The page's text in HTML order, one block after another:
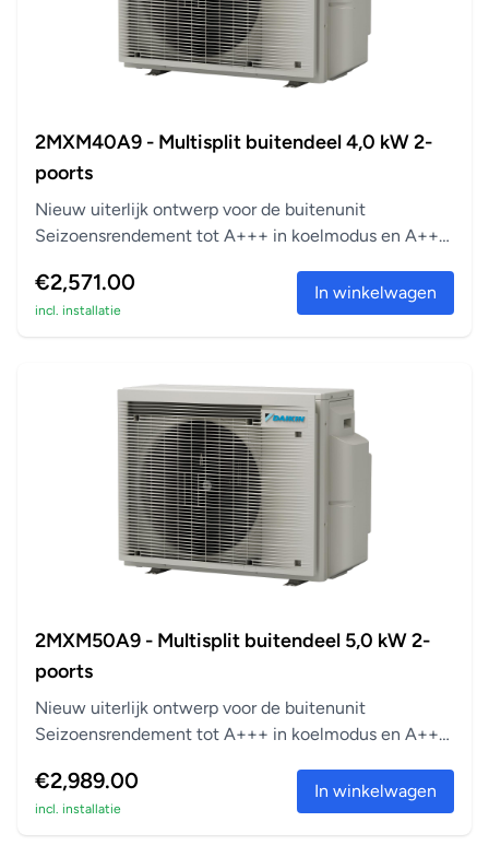
2MXM40A9 - Multisplit buitendeel 4,0 kW 2-
poorts
Nieuw uiterlijk ontwerp voor de buitenunit
Seizoensrendement tot A+++ in koelmodus en A++
€2,571.00
incl. installatie
In winkelwagen
2MXM50A9 - Multisplit buitendeel 5,0 kW 2-
poorts
Nieuw uiterlijk ontwerp voor de buitenunit
Seizoensrendement tot A+++ in koelmodus en A++
€2,989.00
incl. installatie
In winkelwagen